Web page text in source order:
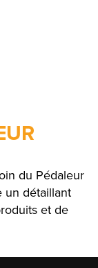
du Pédaleur
un détaillant
et de